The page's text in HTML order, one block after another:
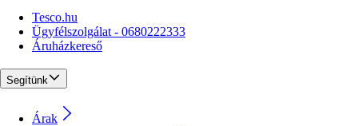
Tesco.hu
Ügyfélszolgálat - 0680222333
Áruházkereső
Segítünk
Árak